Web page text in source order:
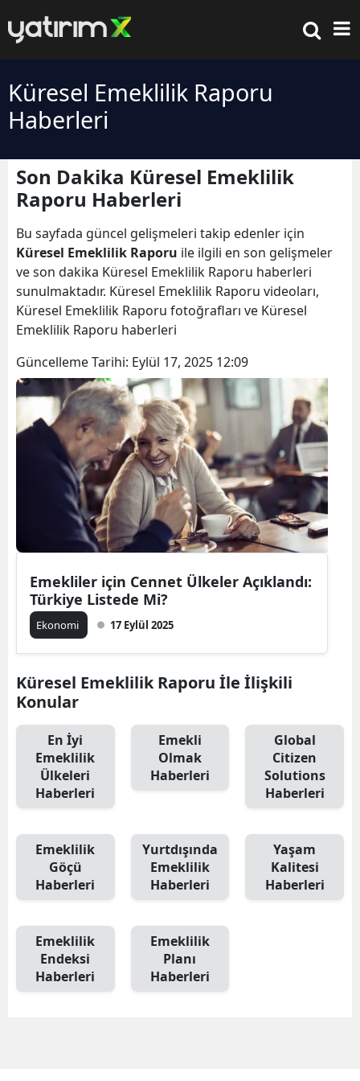
Küresel Emeklilik Raporu
Haberleri
Son Dakika Küresel Emeklilik
Raporu Haberleri
Bu sayfada güncel gelişmeleri takip edenler için
Küresel Emeklilik Raporu ile ilgili en son gelişmeler
ve son dakika Küresel Emeklilik Raporu haberleri
sunulmaktadır. Küresel Emeklilik Raporu videoları,
Küresel Emeklilik Raporu fotoğrafları ve Küresel
Emeklilik Raporu haberleri
Güncelleme Tarihi: Eylül 17, 2025 12:09
Emekliler için Cennet Ülkeler Açıklandı:
Türkiye Listede Mi?
Ekonomi 17 Eylül 2025
Küresel Emeklilik Raporu İle İlişkili
Konular
En İyi
Emeklilik
Ülkeleri
Haberleri
Emekli
Olmak
Haberleri
Global
Citizen
Solutions
Haberleri
Emeklilik
Göçü
Haberleri
Yurtdışında
Emeklilik
Haberleri
Yaşam
Kalitesi
Haberleri
Emeklilik
Endeksi
Haberleri
Emeklilik
Planı
Haberleri